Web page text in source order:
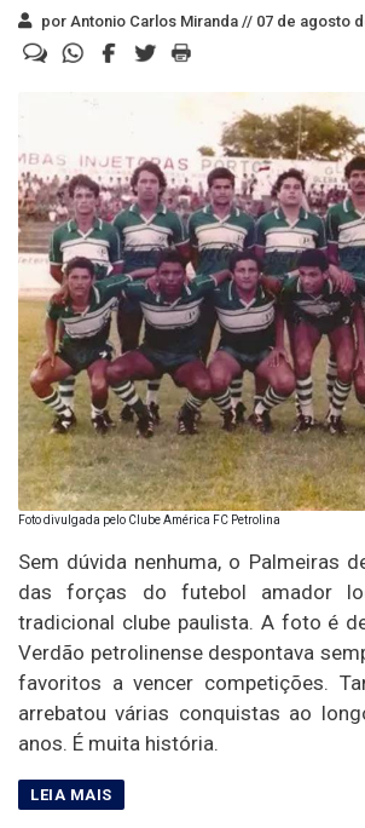
por Antonio Carlos Miranda // 07 de agosto
Foto divulgada pelo Clube América FC Petrolina
Sem dúvida nenhuma, o Palmeiras
das forças do futebol amador
tradicional clube paulista. A foto é
Verdão petrolinense despontava
favoritos a vencer competições.
arrebatou várias conquistas ao
anos. É muita história.